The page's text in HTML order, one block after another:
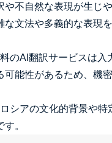
や不自然な表現が生じ
な文法や多義的な表現
のAI翻訳サービスは入
可能性があるため、機
シアの文化的背景や特
。